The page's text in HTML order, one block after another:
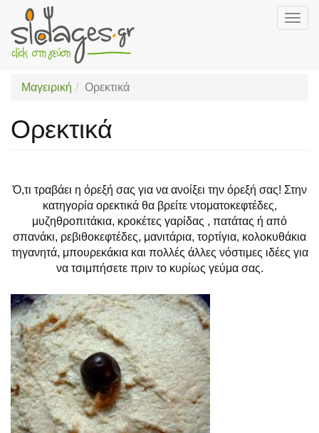
Skip
mainΜαγειρική Ορεκτικά
Ορεκτικά
Ό,τι τραβάει η όρεξή σας για να ανοίξει την όρεξή σας! Στην
κατηγορία ορεκτικά θα βρείτε ντοματοκεφτέδες,
μυζηθροπιτάκια, κροκέτες γαρίδας , πατάτας ή από
σπανάκι, ρεβιθοκεφτέδες, μανιτάρια, τορτίγια, κολοκυθάκια
τηγανητά, μπουρεκάκια και πολλές άλλες νόστιμες ιδέες για
να τσιμπήσετε πριν το κυρίως γεύμα σας.